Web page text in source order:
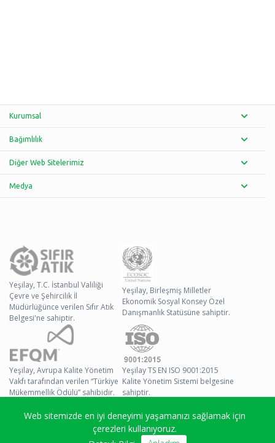
Web sitemizde en iyi deneyimi yaşamanızı sağlamak için
çerezleri kullanıyoruz.
Kurumsal
Bağımlılık
Diğer Web Sitelerimiz
Medya
Yeşilay, T.C. İstanbul Valiliği
Çevre ve Şehircilik İl
Müdürlüğünce verilen Sıfır Atık
Belgesi'ne sahiptir.
Yeşilay, Birleşmiş Milletler
Ekonomik Sosyal Konsey Özel
Danışmanlık Statüsüne sahiptir.
Yeşilay, Avrupa Kalite Yönetim
Vakfı tarafından verilen “Türkiye
Mükemmellik Ödülü” sahibidir.
Yeşilay TS EN ISO 9001:2015
Kalite Yönetim Sistemi belgesine
sahiptir.
© 2026 Yeşilay Tüm
Hakları Saklıdır